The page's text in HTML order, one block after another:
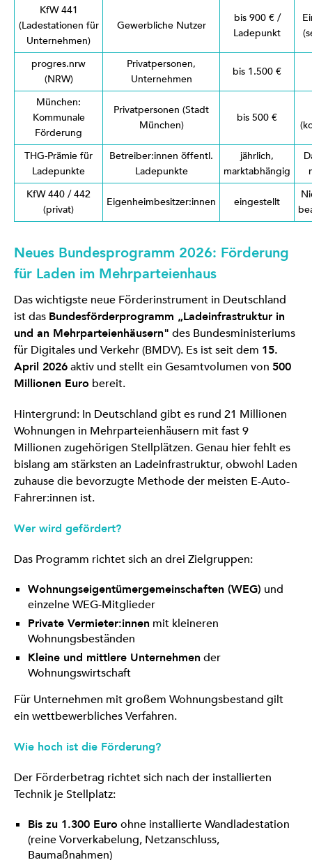
KfW 441
(Ladestationen für
Unternehmen)
Gewerbliche Nutzer
bis 900 € /
Ladepunkt
progres.nrw
(NRW)
Privatpersonen,
Unternehmen
bis 1.500 €
München:
Kommunale
Förderung
Privatpersonen (Stadt
München)
bis 500 €
THG-Prämie für
Ladepunkte
Betreiber:innen öffentl.
Ladepunkte
jährlich,
marktabhängig
KfW 440 / 442
(privat)
Eigenheimbesitzer:innen eingestellt
Neues Bundesprogramm 2026: Förderung
für Laden im Mehrparteienhaus
Das wichtigste neue Förderinstrument in Deutschland
ist das Bundesförderprogramm „Ladeinfrastruktur in
und an Mehrparteienhäusern" des Bundesministeriums
für Digitales und Verkehr (BMDV). Es ist seit dem 15.
April 2026aktiv und stellt ein Gesamtvolumen von 500
Millionen Euro bereit.
Hintergrund: In Deutschland gibt es rund 21 Millionen
Wohnungen in Mehrparteienhäusern mit fast 9
Millionen zugehörigen Stellplätzen. Genau hier fehlt es
bislang am stärksten an Ladeinfrastruktur, obwohl Laden
zuhause die bevorzugte Methode der meisten E-Auto-
Fahrer:innen ist.
Wer wird gefördert?
Das Programm richtet sich an drei Zielgruppen:
Wohnungseigentümergemeinschaften (WEG) und
einzelne WEG-Mitglieder
Private Vermieter:innen mit kleineren
Wohnungsbeständen
Kleine und mittlere Unternehmender
Wohnungswirtschaft
Für Unternehmen mit großem Wohnungsbestand gilt
ein wettbewerbliches Verfahren.
Wie hoch ist die Förderung?
Der Förderbetrag richtet sich nach der installierten
Technik je Stellplatz:
Bis zu 1.300 Euro ohne installierte Wandladestation
(reine Vorverkabelung, Netzanschluss,
Baumaßnahmen)